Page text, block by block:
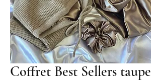
Coffret Best Sellers taupe